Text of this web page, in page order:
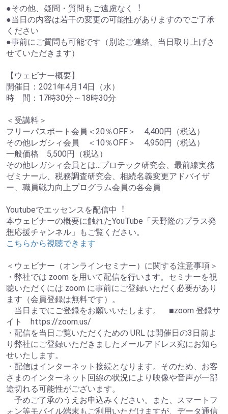
●その他、疑問・質問もご遠慮なく︕
●当日の内容は若干の変更の可能性がありますのでご了承
ください
●事前にご質問も可能です（別途ご連絡。当日取り上げさ
せていただきます）
【ウェビナー概要】
開催日：2021年4月14日（水）
時 間：17時30分～18時30分
＜受講料＞
フリーパスポート会員＜20％OFF＞ 4,400円（税込）
その他レガシィ会員 ＜10％OFF＞ 4,950円（税込）
一般価格 5,500円（税込）
その他レガシィ会員とは…プロテック研究会、最前線実務
ゼミナール、税務調査研究会、相続名義変更アドバイザ
ー、職員戦力向上プログラム会員の各会員
Youtubeでエッセンスを配信中︕
本ウェビナーの概要に触れたYouTube「天野隆のプラス発
想応援チャンネル」もご覧ください。
こちらから視聴できます
＜ウェビナー（オンラインセミナー）に関する注意事項＞
・弊社では zoom を用いて配信を行います。セミナーを視
聴いただくには zoom に事前にご登録いただく必要があり
ます（会員登録は無料です）。
当日までにご登録をお願いいたします。 ■zoom 登録サ
イト https://zoom.us/
・配信を当日ご覧いただくための URL は開催日の3日前よ
り弊社にご登録いただきましたメールアドレス宛にお知ら
せいたします。
・配信はインターネット接続となります。そのため、お客
さまのインターネット回線の状況により映像や音声が一部
途切れる可能性がございます。
予めご了承のうえお申込みください。また、スマートフ
ォン等モバイル端末もご利用いただけますが、データ通信